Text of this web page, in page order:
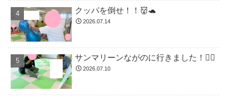
クッパを倒せ！！👹🐢
2026.07.14
サンマリーンながのに行きました！🏊🏻
2026.07.10